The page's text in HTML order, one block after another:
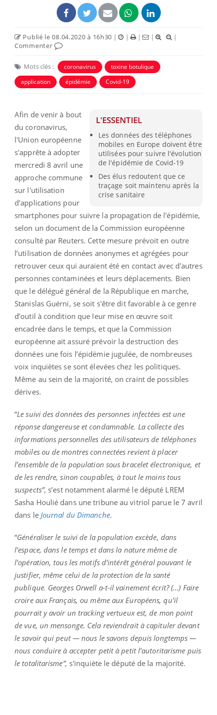
Publié le 08.04.2020 à 16h30 | | | |
|
Commenter
Mots clés : coronavirus
toxine botulique
application
épidémie Covid-19
L'ESSENTIEL
Les données des téléphones
mobiles en Europe doivent être
utilisées pour suivre l'évolution
de l'épidémie de Covid-19
Des élus redoutent que ce
traçage soit maintenu après la
crise sanitaire
Afin de venir à bout
du coronavirus,
l'Union européenne
s'apprête à adopter
mercredi 8 avril une
approche commune
sur l'utilisation
d'applications pour
smartphones pour suivre la propagation de l'épidémie,
selon un document de la Commission européenne
consulté par Reuters. Cette mesure prévoit en outre
l’utilisation de données anonymes et agrégées pour
retrouver ceux qui auraient été en contact avec d'autres
personnes contaminées et leurs déplacements. Bien
que le délégué général de la République en marche,
Stanislas Guérni, se soit s'être dit favorable à ce genre
d’outil à condition que leur mise en œuvre soit
encadrée dans le temps, et que la Commission
européenne ait assuré prévoir la destruction des
données une fois l’épidémie jugulée, de nombreuses
voix inquiètes se sont élevées chez les politiques.
Même au sein de la majorité, on craint de possibles
dérives.
“Le suivi des données des personnes infectées est une
réponse dangereuse et condamnable. La collecte des
informations personnelles des utilisateurs de téléphones
mobiles ou de montres connectées revient à placer
l’ensemble de la population sous bracelet électronique, et
de les rendre, sinon coupables, à tout le moins tous
suspects”, s’est notamment alarmé le député LREM
Sasha Houlié dans une tribune au vitriol parue le 7 avril
dans leJournal du Dimanche.
“Généraliser le suivi de la population excède, dans
l’espace, dans le temps et dans la nature même de
l’opération, tous les motifs d’intérêt général pouvant le
justifier, même celui de la protection de la santé
publique. Georges Orwell a-t-il vainement écrit? (...) Faire
croire aux Français, ou même aux Européens, qu’il
pourrait y avoir un tracking vertueux est, de mon point
de vue, un mensonge. Cela reviendrait à capituler devant
le savoir qui peut — nous le savons depuis longtemps —
nous conduire à accepter petit à petit l’autoritarisme puis
le totalitarisme”, s'inquiète le député de la majorité.